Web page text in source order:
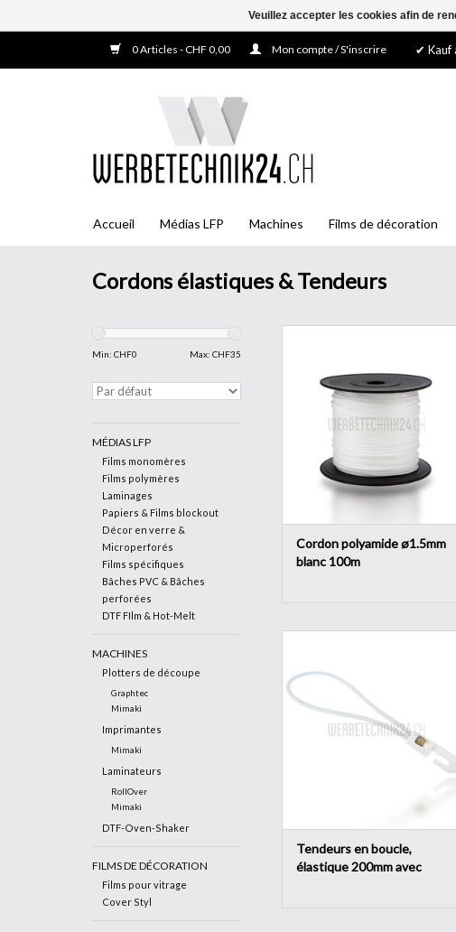
0 Articles - CHF 0,00 Mon compte / S'inscrire ✔ Kauf
Accueil Médias LFP Machines Films de décoration
Cordons élastiques & Tendeurs
Min: CHF0 Max: CHF35
MÉDIAS LFP
Films monomères
Films polymères
Laminages
Papiers & Films blockout
Décor en verre &
Microperforés
Films spécifiques
Bâches PVC & Bâches
perforées
DTF FIlm & Hot-Melt
MACHINES
Plotters de découpe
Graphtec
Mimaki
Imprimantes
Mimaki
Laminateurs
RollOver
Mimaki
DTF-Oven-Shaker
FILMS DE DÉCORATION
Films pour vitrage
Cover Styl
excellente résistance mécanique
et une très bonne résistance à
l'abrasion.
AJOUTER AU PANIER
Cordon polyamide ø1.5mm
blanc 100m
plastique pour fixer et tendre
rapidement et facilement des
bannières publicitaires, des bâches,
etc.
AJOUTER AU PANIER
Tendeurs en boucle,
élastique 200mm avec
Veuillez accepter les cookies afin de